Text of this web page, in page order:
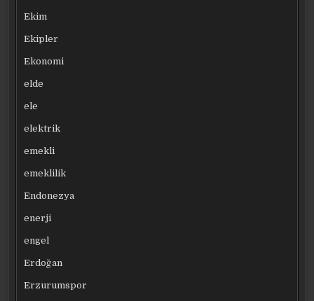
Ekim
Ekipler
Ekonomi
elde
ele
elektrik
emekli
emeklilik
Endonezya
enerji
engel
Erdoğan
Erzurumspor